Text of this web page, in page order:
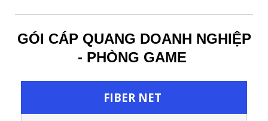
GÓI CÁP QUANG DOANH NGHIỆP
- PHÒNG GAME
FIBER NET